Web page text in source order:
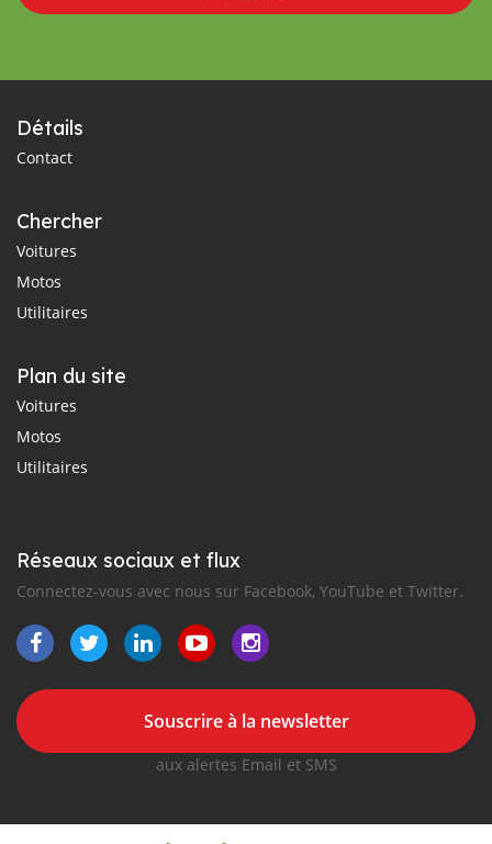
Détails
Contact
Chercher
Voitures
Motos
Utilitaires
Plan du site
Voitures
Motos
Utilitaires
Réseaux sociaux et flux
Connectez-vous avec nous sur Facebook, YouTube et Twitter.
Souscrire à la newsletter
aux alertes Email et SMS